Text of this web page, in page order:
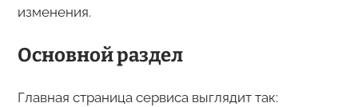
изменения.
Основной раздел
Главная страница сервиса выглядит так: